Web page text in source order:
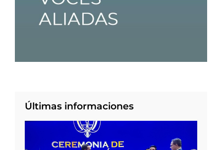
Últimas informaciones